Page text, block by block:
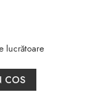
lucrătoare
COS